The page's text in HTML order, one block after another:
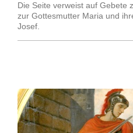
Die Seite verweist auf Gebete
zur Gottesmutter Maria und
Josef.